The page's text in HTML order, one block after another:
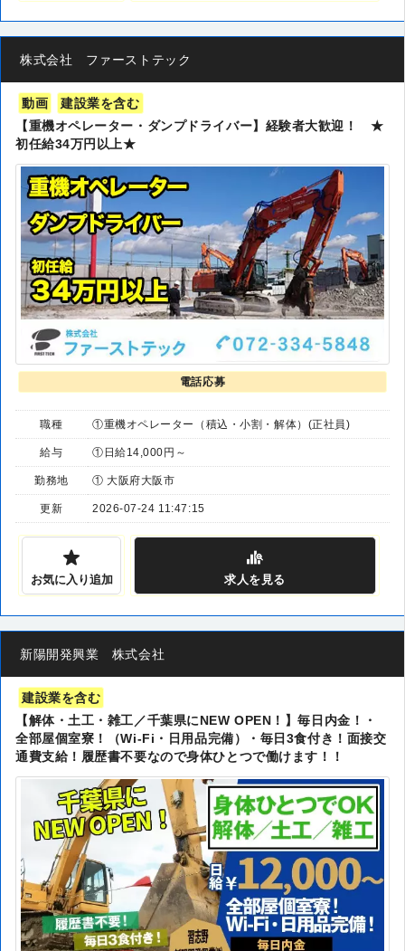
株式会社 ファーストテック
動画
建設業を含む
【重機オペレーター・ダンプドライバー】経験者大歓迎！ ★
初任給34万円以上★
電話応募
職種 ①重機オペレーター（積込・小割・解体）(正社員)
給与 ①日給14,000円～
勤務地 ① 大阪府大阪市
更新 2026-07-24 11:47:15
お気に入り追加 求人 を見る
新陽開発興業 株式会社
建設業を含む
【解体・土工・雑工／千葉県にNEW OPEN！】毎日内金！・
全部屋個室寮！（Wi-Fi・日用品完備）・毎日3食付き！面接交
通費支給！履歴書不要なので身体ひとつで働けます！！